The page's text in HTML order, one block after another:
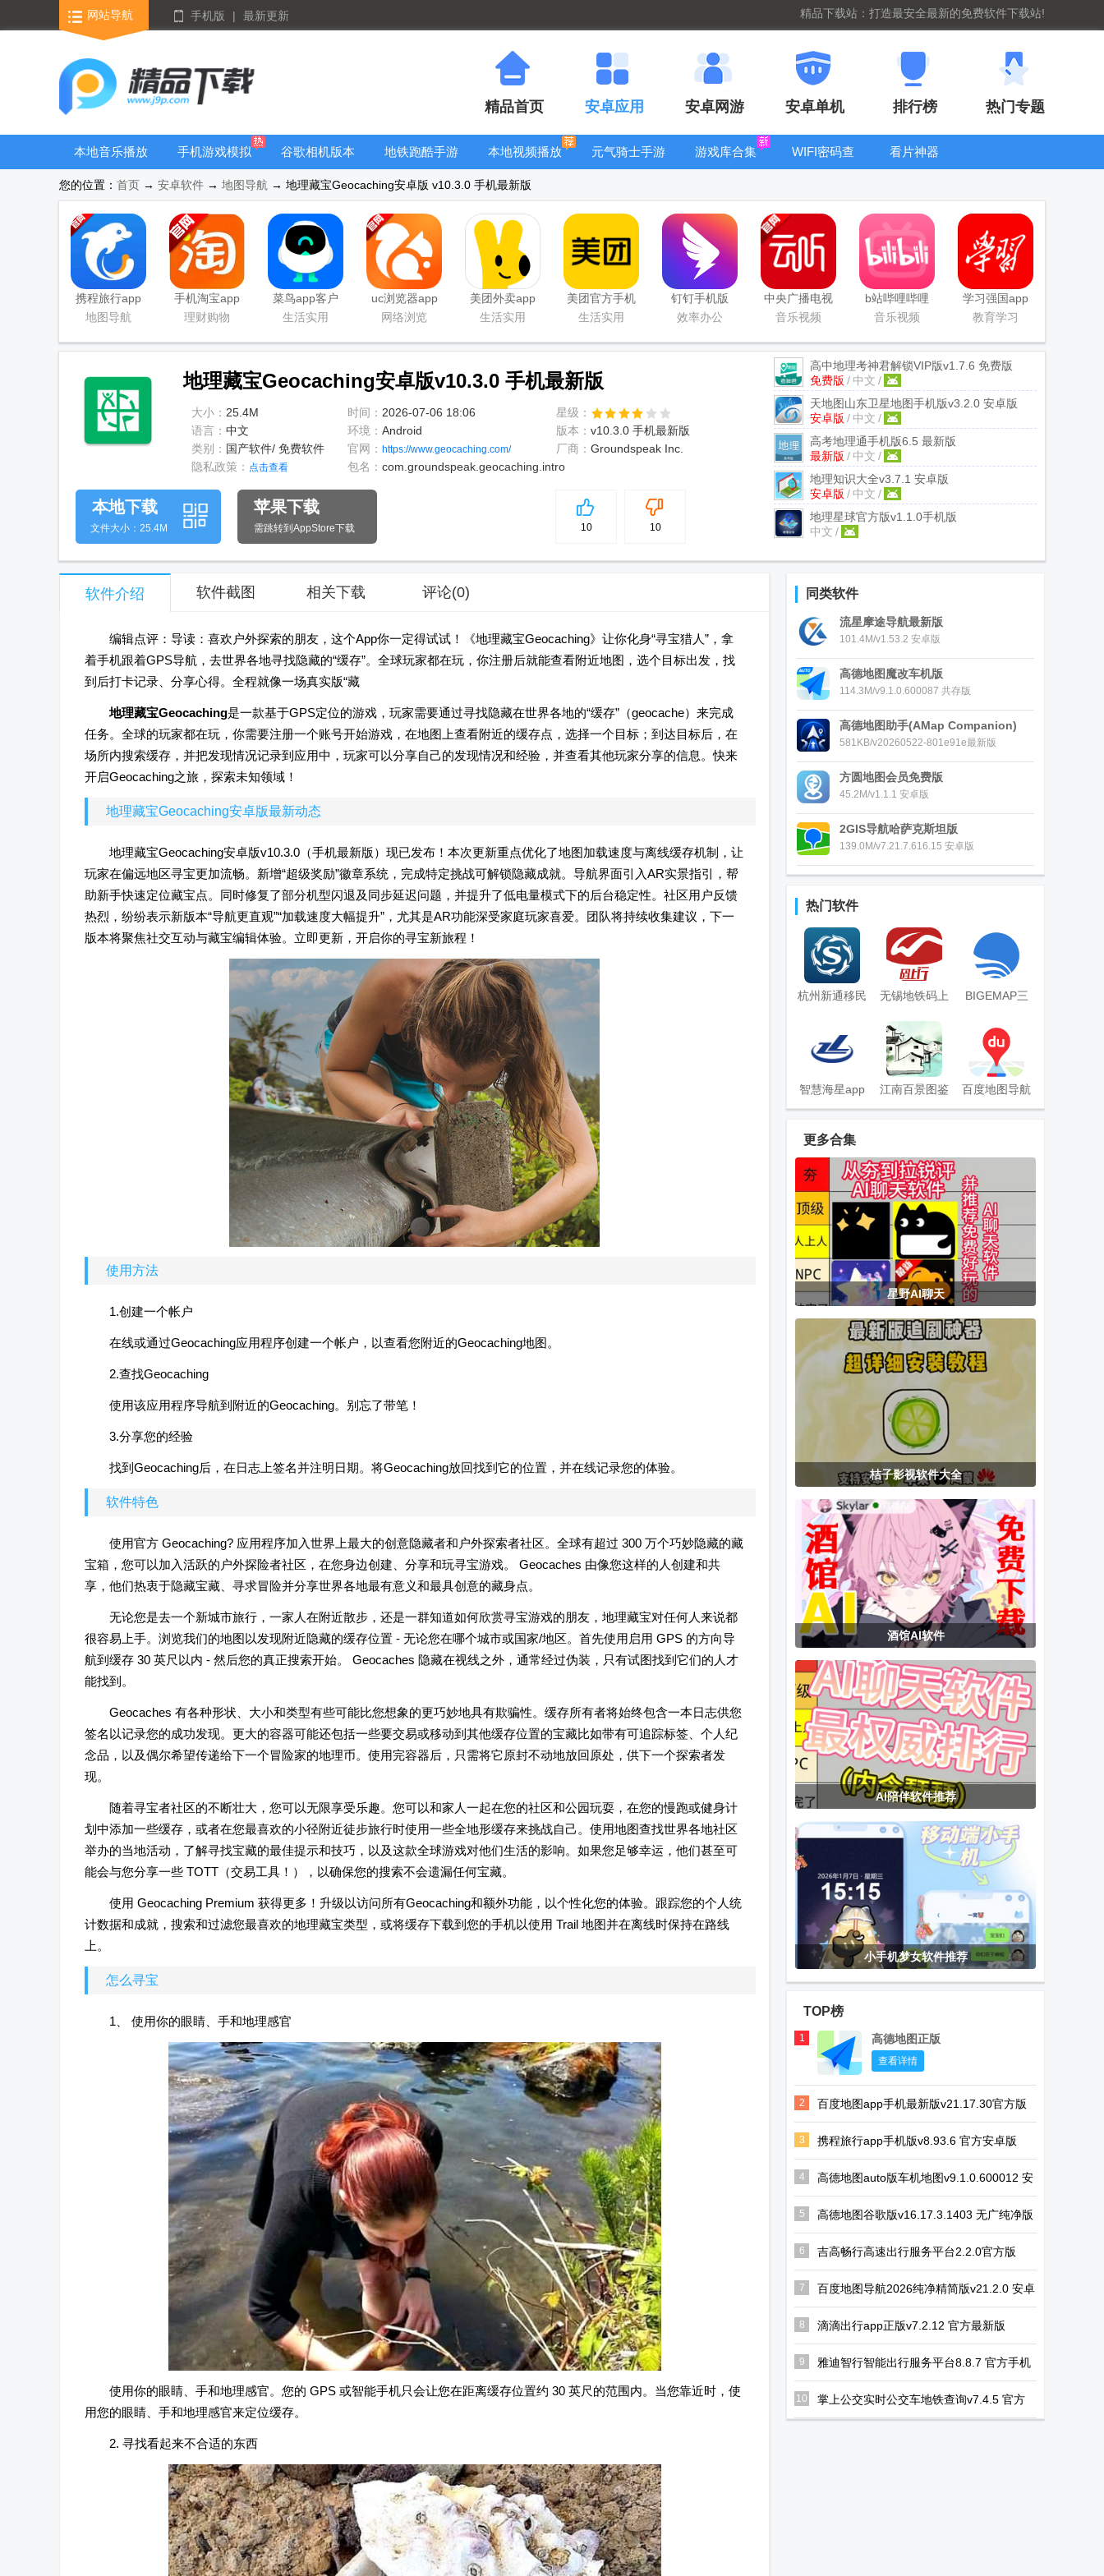
网站导航 手机版 | 最新更新 精品下载站：打造最安全最新的免费软件下载站!
精品首页 安卓应用 安卓网游 安卓单机 排行榜 热门专题
本地音乐播放
手机游戏模拟
器安卓版合集
谷歌相机版本
大全
地铁跑酷手游
大全
本地视频播放
器
元气骑士手游
游戏库合集
WIFI密码查
看片神器
全
您的位置： 首页 → 安卓软件 → 地图导航 → 地理藏宝Geocaching安卓版 v10.3.0 手机最新版
携程旅行app
手机版
地图导航
手机淘宝app
客户端
理财购物
菜鸟app客户
端
生活实用
uc浏览器app
官方正版
网络浏览
美团外卖app
官方版
生活实用
美团官方手机
客户端
生活实用
钉钉手机版
app
效率办公
中央广播电视
总台云听app
音乐视频
b站哔哩哔哩
app手机版
音乐视频
学习强国app
手机版
教育学习
地理藏宝Geocaching安卓版v10.3.0 手机最新版
大小： 25.4M 时间： 2026-07-06 18:06
星级：
语言： 中文 环境： Android 版本： v10.3.0 手机最新版
类别： 国产软件/ 免费软件 官网： https://www.geocaching.com/ 厂商： Groundspeak Inc.
隐私政策： 点击查看 包名： com.groundspeak.geocaching.intro
高中地理考神君解锁VIP版v1.7.6 免费版
免费版 / 中文 /
天地图山东卫星地图手机版v3.2.0 安卓版
安卓版 / 中文 /
高考地理通手机版6.5 最新版
最新版 / 中文 /
地理知识大全v3.7.1 安卓版
安卓版 / 中文 /
地理星球官方版v1.1.0手机版
中文 /
5
10 10
本地下载
文件大小：25.4M
苹果下载
需跳转到AppStore下载
软件介绍 软件截图 相关下载 评论(0)
编辑点评：导读：喜欢户外探索的朋友，这个App你一定得试试！《地理藏宝Geocaching》让你化身“寻宝猎人”，拿
着手机跟着GPS导航，去世界各地寻找隐藏的“缓存”。全球玩家都在玩，你注册后就能查看附近地图，选个目标出发，找
到后打卡记录、分享心得。全程就像一场真实版“藏
地理藏宝Geocaching是一款基于GPS定位的游戏，玩家需要通过寻找隐藏在世界各地的“缓存”（geocache）来完成
任务。全球的玩家都在玩，你需要注册一个账号开始游戏，在地图上查看附近的缓存点，选择一个目标；到达目标后，在
场所内搜索缓存，并把发现情况记录到应用中，玩家可以分享自己的发现情况和经验，并查看其他玩家分享的信息。快来
开启Geocaching之旅，探索未知领域！
地理藏宝Geocaching安卓版最新动态
地理藏宝Geocaching安卓版v10.3.0（手机最新版）现已发布！本次更新重点优化了地图加载速度与离线缓存机制，让
玩家在偏远地区寻宝更加流畅。新增“超级奖励”徽章系统，完成特定挑战可解锁隐藏成就。导航界面引入AR实景指引，帮
助新手快速定位藏宝点。同时修复了部分机型闪退及同步延迟问题，并提升了低电量模式下的后台稳定性。社区用户反馈
热烈，纷纷表示新版本“导航更直观”“加载速度大幅提升”，尤其是AR功能深受家庭玩家喜爱。团队将持续收集建议，下一
版本将聚焦社交互动与藏宝编辑体验。立即更新，开启你的寻宝新旅程！
使用方法
1.创建一个帐户
在线或通过Geocaching应用程序创建一个帐户，以查看您附近的Geocaching地图。
2.查找Geocaching
使用该应用程序导航到附近的Geocaching。别忘了带笔！
3.分享您的经验
找到Geocaching后，在日志上签名并注明日期。将Geocaching放回找到它的位置，并在线记录您的体验。
软件特色
使用官方 Geocaching? 应用程序加入世界上最大的创意隐藏者和户外探索者社区。全球有超过 300 万个巧妙隐藏的藏
宝箱，您可以加入活跃的户外探险者社区，在您身边创建、分享和玩寻宝游戏。 Geocaches 由像您这样的人创建和共
享，他们热衷于隐藏宝藏、寻求冒险并分享世界各地最有意义和最具创意的藏身点。
无论您是去一个新城市旅行，一家人在附近散步，还是一群知道如何欣赏寻宝游戏的朋友，地理藏宝对任何人来说都
很容易上手。浏览我们的地图以发现附近隐藏的缓存位置 - 无论您在哪个城市或国家/地区。首先使用启用 GPS 的方向导
航到缓存 30 英尺以内 - 然后您的真正搜索开始。 Geocaches 隐藏在视线之外，通常经过伪装，只有试图找到它们的人才
能找到。
Geocaches 有各种形状、大小和类型有些可能比您想象的更巧妙地具有欺骗性。缓存所有者将始终包含一本日志供您
签名以记录您的成功发现。更大的容器可能还包括一些要交易或移动到其他缓存位置的宝藏比如带有可追踪标签、个人纪
念品，以及偶尔希望传递给下一个冒险家的地理币。使用完容器后，只需将它原封不动地放回原处，供下一个探索者发
现。
随着寻宝者社区的不断壮大，您可以无限享受乐趣。您可以和家人一起在您的社区和公园玩耍，在您的慢跑或健身计
划中添加一些缓存，或者在您最喜欢的小径附近徒步旅行时使用一些全地形缓存来挑战自己。使用地图查找世界各地社区
举办的当地活动，了解寻找宝藏的最佳提示和技巧，以及这款全球游戏对他们生活的影响。如果您足够幸运，他们甚至可
能会与您分享一些 TOTT（交易工具！），以确保您的搜索不会遗漏任何宝藏。
使用 Geocaching Premium 获得更多！升级以访问所有Geocaching和额外功能，以个性化您的体验。跟踪您的个人统
计数据和成就，搜索和过滤您最喜欢的地理藏宝类型，或将缓存下载到您的手机以使用 Trail 地图并在离线时保持在路线
上。
怎么寻宝
1、 使用你的眼睛、手和地理感官
使用你的眼睛、手和地理感官。您的 GPS 或智能手机只会让您在距离缓存位置约 30 英尺的范围内。当您靠近时，使
用您的眼睛、手和地理感官来定位缓存。
2. 寻找看起来不合适的东西
同类软件
流星摩途导航最新版
101.4M/v1.53.2 安卓版
高德地图魔改车机版
114.3M/v9.1.0.600087 共存版
高德地图助手(AMap Companion)
581KB/v20260522-801e91e最新版
方圆地图会员免费版
45.2M/v1.1.1 安卓版
2GIS导航哈萨克斯坦版
139.0M/v7.21.7.616.15 安卓版
热门软件
杭州新通移民
无锡地铁码上
行app安卓版
BIGEMAP三
智慧海星app
手机版
江南百景图鉴
app手机版
百度地图导航
2026纯净精简
百度CarLife车
载提取版
高德地图auto
版车机地图
光州智慧停车
手机客户端
电视家完美版
tv最新版
Meshtastic中
文版离线网格
通信工具
看客app
wifi分析工具
(WiFiAnalyzer)
斑马HD客户端
青影视app最
新版
享做笔记软件
会员永久版
Tailscale汉化
版
芒果TV电视版
去广告版
更多合集
星野AI聊天
桔子影视软件大全
酒馆AI软件
AI陪伴软件推荐
小手机梦女软件推荐
TOP榜
1 高德地图正版
查看详情
2 百度地图app手机最新版v21.17.30官方版
3 携程旅行app手机版v8.93.6 官方安卓版
4
高德地图auto版车机地图v9.1.0.600012 安
卓最新版
5 高德地图谷歌版v16.17.3.1403 无广纯净版
6 吉高畅行高速出行服务平台2.2.0官方版
7
百度地图导航2026纯净精简版v21.2.0 安卓
版
8 滴滴出行app正版v7.2.12 官方最新版
9
雅迪智行智能出行服务平台8.8.7 官方手机
版
10
掌上公交实时公交车地铁查询v7.4.5 官方
手机版